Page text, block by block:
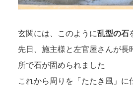
玄関には、このように乱型の石
先日、施主様と左官屋さんが長
所で石が固められました
これから周りを「たたき風」に